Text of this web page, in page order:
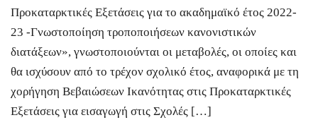
Προκαταρκτικές Εξετάσεις για το ακαδημαϊκό έτος 2022-
23 -Γνωστοποίηση τροποποιήσεων κανονιστικών
διατάξεων», γνωστοποιούνται οι μεταβολές, οι οποίες και
θα ισχύσουν από το τρέχον σχολικό έτος, αναφορικά με τη
χορήγηση Βεβαιώσεων Ικανότητας στις Προκαταρκτικές
Εξετάσεις για εισαγωγή στις Σχολές […]